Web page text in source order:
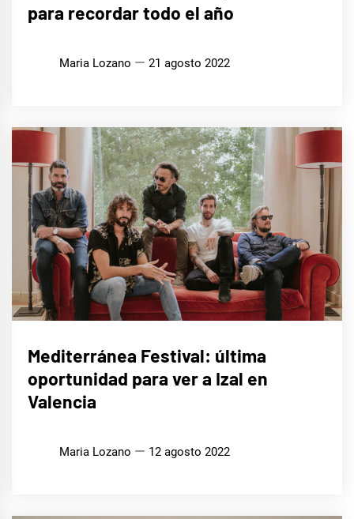
para recordar todo el año
Maria Lozano 21 agosto 2022
Mediterránea Festival: última
oportunidad para ver a Izal en
Valencia
Maria Lozano 12 agosto 2022